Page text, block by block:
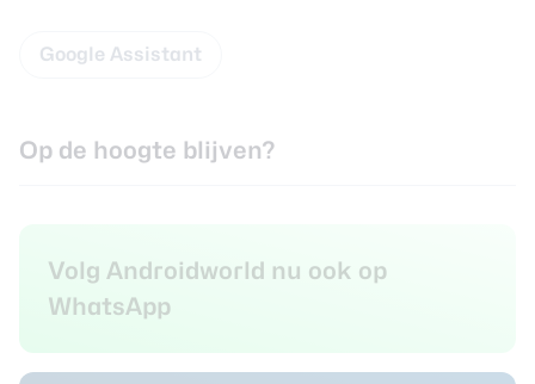
Google Assistant
Op de hoogte blijven?
Volg Androidworld nu ook op
WhatsApp